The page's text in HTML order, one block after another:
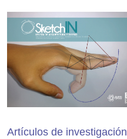
Artículos de investigación